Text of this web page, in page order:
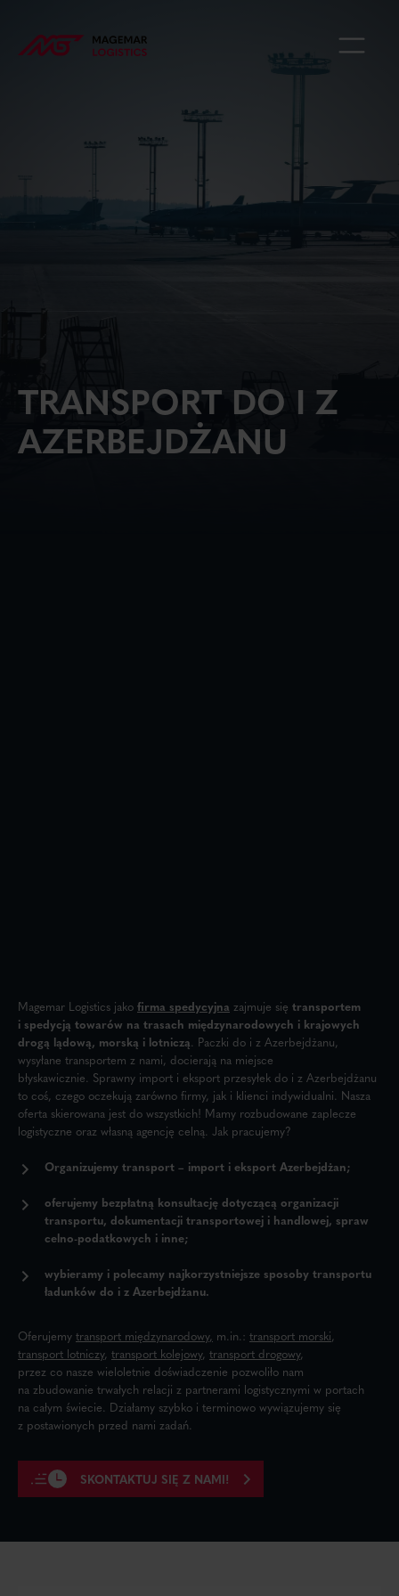
TRANSPORT DO I Z
AZERBEJDŻANU
Magemar Logistics jako firma spedycyjna zajmuje się transportem
i spedycją towarów na trasach międzynarodowych i krajowych
drogą lądową, morską i lotniczą. Paczki do i z Azerbejdżanu,
wysyłane transportem z nami, docierają na miejsce
błyskawicznie. Sprawny import i eksport przesyłek do i z Azerbejdżanu
to coś, czego oczekują zarówno firmy, jak i klienci indywidualni. Nasza
oferta skierowana jest do wszystkich! Mamy rozbudowane zaplecze
logistyczne oraz własną agencję celną. Jak pracujemy?
Organizujemy transport – import i eksport Azerbejdżan;
oferujemy bezpłatną konsultację dotyczącą organizacji
transportu, dokumentacji transportowej i handlowej, spraw
celno-podatkowych i inne;
wybieramy i polecamy najkorzystniejsze sposoby transportu
ładunków do i z Azerbejdżanu.
Oferujemy transport międzynarodowy, m.in.: transport morski,
transport lotniczy, transport kolejowy, transport drogowy,
przez co nasze wieloletnie doświadczenie pozwoliło nam
na zbudowanie trwałych relacji z partnerami logistycznymi w portach
na całym świecie. Działamy szybko i terminowo wywiązujemy się
z postawionych przed nami zadań.
SKONTAKTUJ SIĘ Z NAMI!